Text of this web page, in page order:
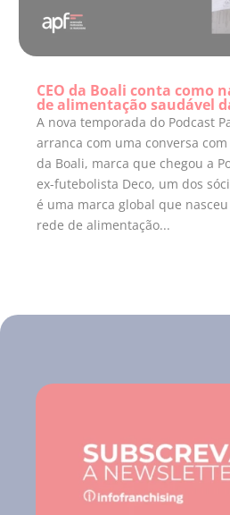
CEO da Boali conta como
de alimentação saudável
A nova temporada do Podcast
arranca com uma conversa com
da Boali, marca que chegou a
ex-futebolista Deco, um dos
é uma marca global que
rede de alimentação...